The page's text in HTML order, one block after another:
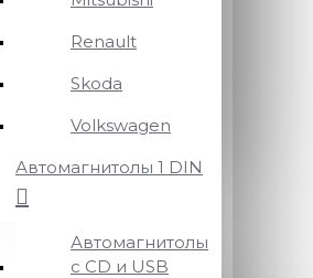
Renault
Skoda
Volkswagen
Автомагнитолы 1 DIN
Автомагнитолы
с CD и USB